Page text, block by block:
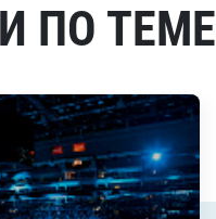
ПО ТЕМЕ